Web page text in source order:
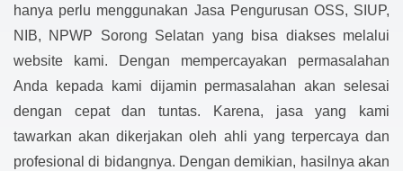
hanya perlu menggunakan Jasa Pengurusan OSS, SIUP,
NIB, NPWP Sorong Selatan yang bisa diakses melalui
website kami. Dengan mempercayakan permasalahan
Anda kepada kami dijamin permasalahan akan selesai
dengan cepat dan tuntas. Karena, jasa yang kami
tawarkan akan dikerjakan oleh ahli yang terpercaya dan
profesional di bidangnya. Dengan demikian, hasilnya akan